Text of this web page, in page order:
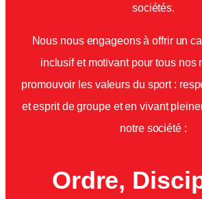
sociétés.
Nous nous engageons à offrir un
inclusif et motivant pour tous nos
promouvoir les valeurs du sport :
et esprit de groupe et en vivant
notre société :
Ordre,